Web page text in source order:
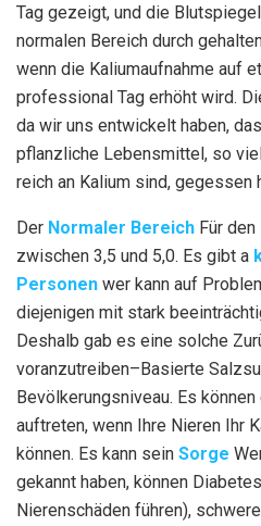
Tag gezeigt, und die
normalen Bereich durch
wenn die Kaliumaufnahme auf
professional Tag erhöht wird.
da wir uns entwickelt haben,
pflanzliche Lebensmittel, so
reich an Kalium sind, gegessen
Der Normaler Bereich Für
zwischen 3,5 und 5,0. Es gibt a
Personen wer kann auf
diejenigen mit stark
Deshalb gab es eine solche
voranzutreiben–Basierte
Bevölkerungsniveau. Es
auftreten, wenn Ihre Nieren Ihr
können. Es kann sein Sorge
gekannt haben, können
Nierenschäden führen),